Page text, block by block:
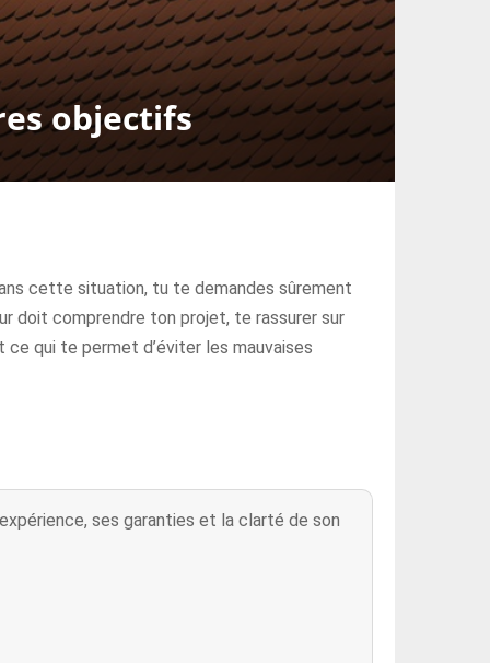
objectifs
cette situation, tu te demandes sûrement
doit comprendre ton projet, te rassurer sur
qui te permet d’éviter les mauvaises
ses garanties et la clarté de son